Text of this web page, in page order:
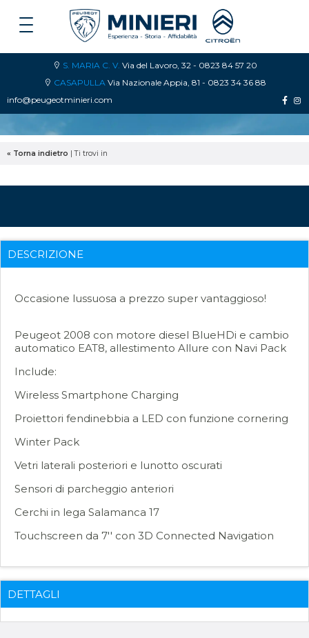
S. MARIA C. V. Via del Lavoro, 32 - 0823 84 57 20
CASAPULLA Via Nazionale Appia, 81 - 0823 34 36 88
info@peugeotminieri.com
« Torna indietro |Ti trovi in
DESCRIZIONE
Occasione lussuosa a prezzo super vantaggioso!
Peugeot 2008 con motore diesel BlueHDi e cambio
automatico EAT8, allestimento Allure con Navi Pack
Include:
Wireless Smartphone Charging
Proiettori fendinebbia a LED con funzione cornering
Winter Pack
Vetri laterali posteriori e lunotto oscurati
Sensori di parcheggio anteriori
Cerchi in lega Salamanca 17
Touchscreen da 7'' con 3D Connected Navigation
DETTAGLI